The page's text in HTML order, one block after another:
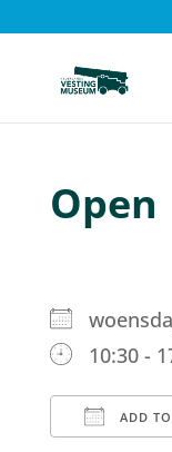
Open
10:30 -
ADD